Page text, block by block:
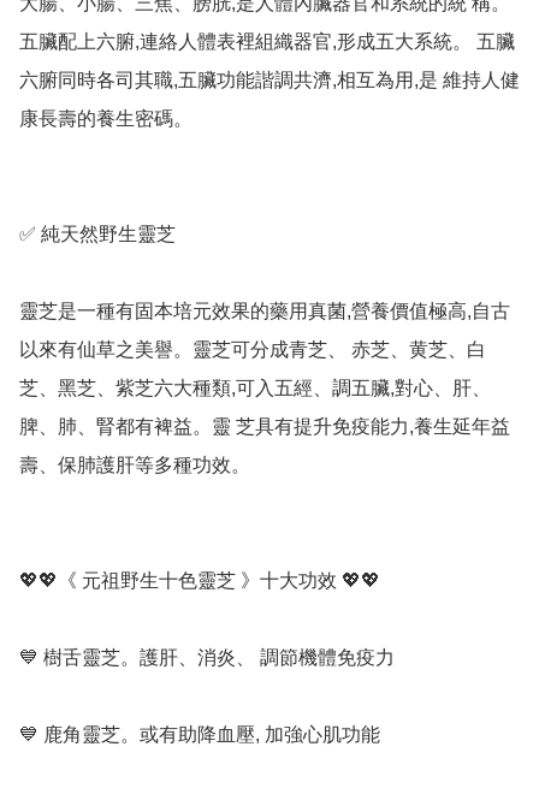
五臟配上六腑,連絡人體表裡組織器官,形成五大系統。 五臟
六腑同時各司其職,五臟功能諧調共濟,相互為用,是 維持人健
康長壽的養生密碼。
✅ 純天然野生靈芝
靈芝是一種有固本培元效果的藥用真菌,營養價值極高,自古
以來有仙草之美譽。靈芝可分成青芝、 赤芝、黄芝、白
芝、黑芝、紫芝六大種類,可入五經、調五臟,對心、肝、
脾、肺、腎都有裨益。靈 芝具有提升免疫能力,養生延年益
壽、保肺護肝等多種功效。
💖💖《 元祖野生十色靈芝 》十大功效 💖💖
💙 樹舌靈芝。護肝、消炎、 調節機體免疫力
💙 鹿角靈芝。或有助降血壓, 加強心肌功能